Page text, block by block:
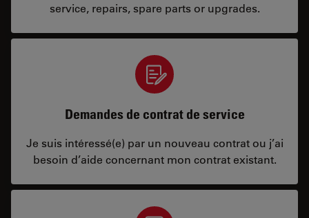
service, repairs, spare parts or upgrades.
Demandes de contrat de service
Je suis intéressé(e) par un nouveau contrat ou j’ai
besoin d’aide concernant mon contrat existant.